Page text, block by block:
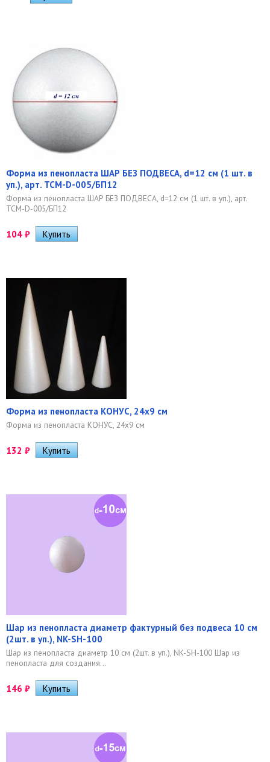
Форма из пенопласта ШАР БЕЗ ПОДВЕСА, d=12 см (1 шт. в
уп.), арт. ТСМ-D-005/БП12
Форма из пенопласта ШАР БЕЗ ПОДВЕСА, d=12 см (1 шт. в уп.), арт.
ТСМ-D-005/БП12
104 ₽
Форма из пенопласта КОНУС, 24х9 см
Форма из пенопласта КОНУС, 24х9 см
132 ₽
Шар из пенопласта диаметр фактурный без подвеса 10 см
(2шт. в уп.), NK-SH-100
Шар из пенопласта диаметр 10 см (2шт. в уп.), NK-SH-100 Шар из
пенопласта для создания...
146 ₽